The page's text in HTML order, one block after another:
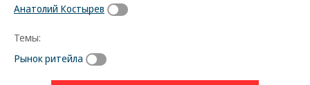
Анатолий Костырев
Темы:
Рынок ритейла